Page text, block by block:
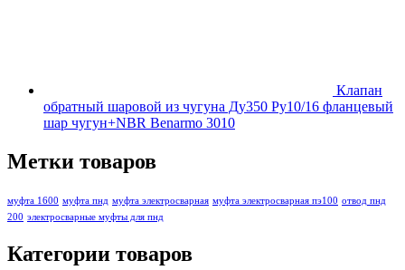
Клапан
обратный шаровой из чугуна Ду350 Ру10/16 фланцевый
шар чугун+NBR Benarmo 3010
Метки товаров
муфта 1600 муфта пнд муфта электросварная муфта электросварная пэ100 отвод пнд
200 электросварные муфты для пнд
Категории товаров